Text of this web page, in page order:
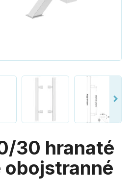
30 hranaté
obojstranné